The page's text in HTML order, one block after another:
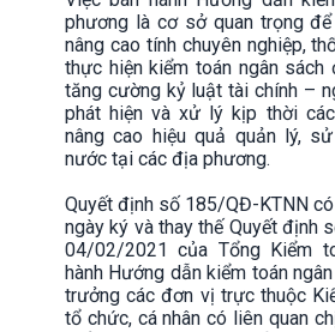
phương là cơ sở quan trọng
nâng cao tính chuyên nghiệp,
thực hiện kiểm toán ngân sách
tăng cường kỷ luật tài chính –
phát hiện và xử lý kịp thời
nâng cao hiệu quả quản lý,
nước tại các địa phương.
Quyết định số 185/QĐ-KTNN
ngày ký và thay thế Quyết định
04/02/2021 của Tổng Kiểm
hành Hướng dẫn kiểm toán
trưởng các đơn vị trực thuộc
tổ chức, cá nhân có liên quan